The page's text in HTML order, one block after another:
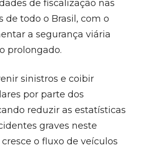
de fiscalização nas
de todo o Brasil, com o
a segurança viária
prolongado.
sinistros e coibir
por parte dos
reduzir as estatísticas
graves neste
o fluxo de veículos